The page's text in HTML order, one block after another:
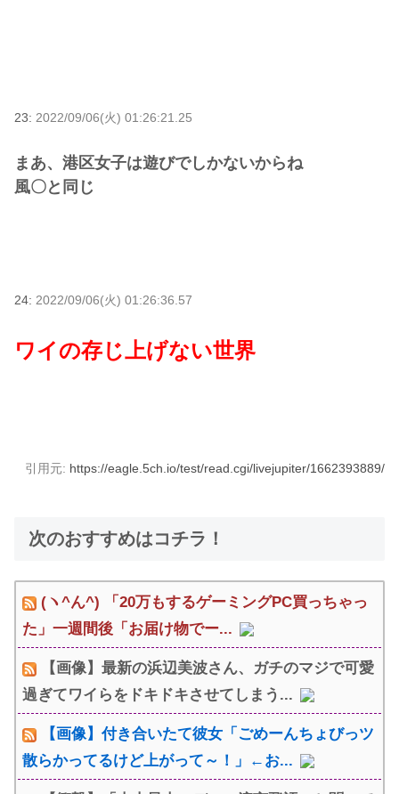
23: 2022/09/06(火) 01:26:21.25
まあ、港区女子は遊びでしかないからね
風〇と同じ
24: 2022/09/06(火) 01:26:36.57
ワイの存じ上げない世界
引用元: https://eagle.5ch.io/test/read.cgi/livejupiter/1662393889/
次のおすすめはコチラ！
(ヽ^ん^) 「20万もするゲーミングPC買っちゃっ
た」一週間後「お届け物でー...
【画像】最新の浜辺美波さん、ガチのマジで可愛
過ぎてワイらをドキドキさせてしまう...
【画像】付き合いたて彼女「ごめーんちょびっツ
散らかってるけど上がって～！」←お...